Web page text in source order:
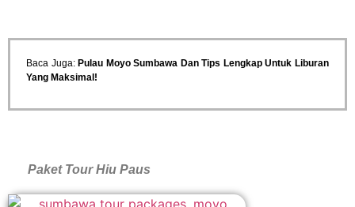
Baca Juga:Pulau Moyo Sumbawa Dan Tips Lengkap Untuk Liburan
Yang Maksimal!
Paket Tour Hiu Paus